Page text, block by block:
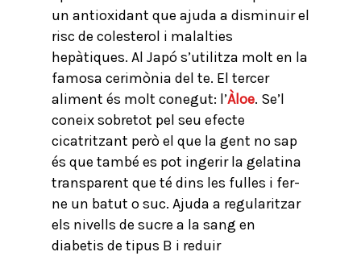
un antioxidant que ajuda a disminuir el
risc de colesterol i malalties
hepàtiques. Al Japó s’utilitza molt en la
famosa cerimònia del te. El tercer
aliment és molt conegut: l’Àloe. Se’l
coneix sobretot pel seu efecte
cicatritzant però el que la gent no sap
és que també es pot ingerir la gelatina
transparent que té dins les fulles i fer-
ne un batut o suc. Ajuda a regularitzar
els nivells de sucre a la sang en
diabetis de tipus B i reduir